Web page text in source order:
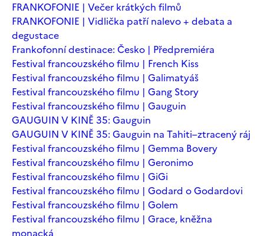
FRANKOFONIE | Večer krátkých filmů
FRANKOFONIE | Vidlička patří nalevo + debata a
degustace
Frankofonní destinace: Česko | Předpremiéra
Festival francouzského filmu | French Kiss
Festival francouzského filmu | Galimatyáš
Festival francouzského filmu | Gang Story
Festival francouzského filmu | Gauguin
GAUGUIN V KINĚ 35: Gauguin
GAUGUIN V KINĚ 35: Gauguin na Tahiti–ztracený ráj
Festival francouzského filmu | Gemma Bovery
Festival francouzského filmu | Geronimo
Festival francouzského filmu | GiGi
Festival francouzského filmu | Godard o Godardovi
Festival francouzského filmu | Golem
Festival francouzského filmu | Grace, kněžna
monacká